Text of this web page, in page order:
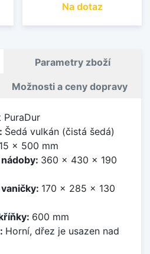
Na dotaz
Parametry zboží
Možnosti a ceny dopravy
PuraDur
Šedá vulkán (čistá šedá)
x 500 mm
360 x 430 x 190
170 x 285 x 130
600 mm
Horní, dřez je usazen nad